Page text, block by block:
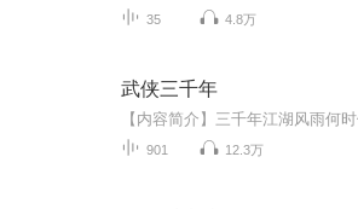
35 4.8万
武侠三千年
901 12.3万